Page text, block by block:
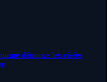
dénonce les visées